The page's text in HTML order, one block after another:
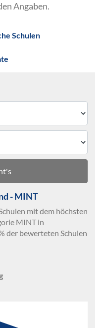
Angaben.
Schulen
- MINT
mit dem höchsten
MINT in
der bewerteten Schulen